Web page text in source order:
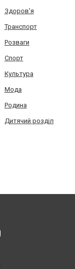
Здоров'я
Транспорт
Розваги
Спорт
Культура
Мода
Родина
Дитячий розділ